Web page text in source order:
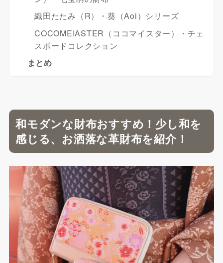
織田たたみ（R）・葵（Aoi）シリーズ
COCOMEIASTER（ココマイスター）・チェ
スボードコレクション
まとめ
和モダンな財布おすすめ！少し和を
感じる、お洒落な革財布を紹介！